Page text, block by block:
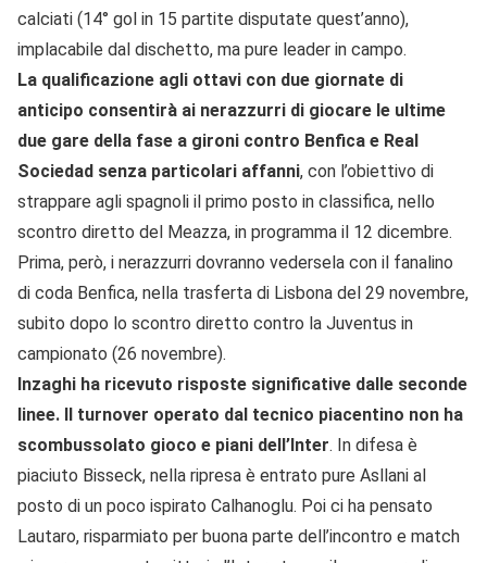
calciati (14° gol in 15 partite disputate quest’anno),
implacabile dal dischetto, ma pure leader in campo.
La qualificazione agli ottavi con due giornate di
anticipo consentirà ai nerazzurri di giocare le ultime
due gare della fase a gironi contro Benfica e Real
Sociedad senza particolari affanni, con l’obiettivo di
strappare agli spagnoli il primo posto in classifica, nello
scontro diretto del Meazza, in programma il 12 dicembre.
Prima, però, i nerazzurri dovranno vedersela con il fanalino
di coda Benfica, nella trasferta di Lisbona del 29 novembre,
subito dopo lo scontro diretto contro la Juventus in
campionato (26 novembre).
Inzaghi ha ricevuto risposte significative dalle seconde
linee. Il turnover operato dal tecnico piacentino non ha
scombussolato gioco e piani dell’Inter. In difesa è
piaciuto Bisseck, nella ripresa è entrato pure Asllani al
posto di un poco ispirato Calhanoglu. Poi ci ha pensato
Lautaro, risparmiato per buona parte dell’incontro e match